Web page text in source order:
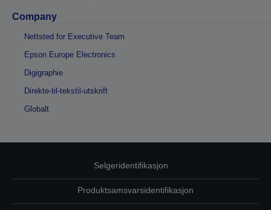
Company
Nettsted for Executive Team
Epson Europe Electronics
Digigraphie
Direkte-til-tekstil-utskrift
Globalt
Selgeridentifikasjon
Produktsamsvarsidentifikasjon